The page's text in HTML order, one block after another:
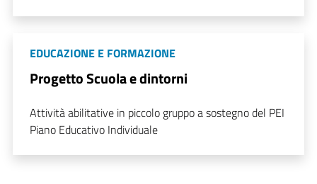
EDUCAZIONE E FORMAZIONE
Progetto Scuola e dintorni
Attività abilitative in piccolo gruppo a sostegno del PEI
Piano Educativo Individuale